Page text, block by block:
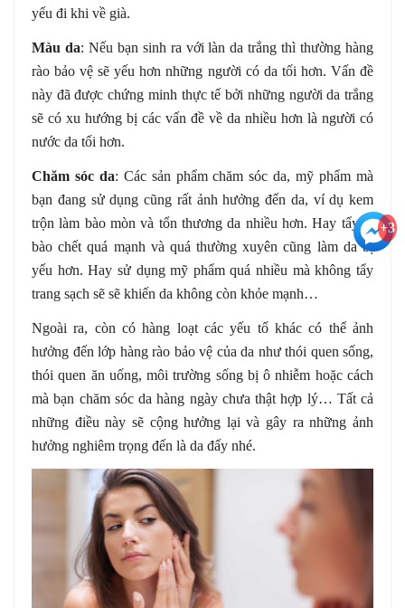
yếu đi khi về già.
Màu da: Nếu bạn sinh ra với làn da trắng thì thường hàng
rào bảo vệ sẽ yếu hơn những người có da tối hơn. Vấn đề
này đã được chứng minh thực tế bởi những người da trắng
sẽ có xu hướng bị các vấn đề về da nhiều hơn là người có
nước da tối hơn.
Chăm sóc da: Các sản phẩm chăm sóc da, mỹ phẩm mà
bạn đang sử dụng cũng rất ảnh hưởng đến da, ví dụ kem
trộn làm bào mòn và tổn thương da nhiều hơn. Hay tẩy tế
bào chết quá mạnh và quá thường xuyên cũng làm da bị
yếu hơn. Hay sử dụng mỹ phẩm quá nhiều mà không tẩy
trang sạch sẽ sẽ khiến da không còn khỏe mạnh…
Ngoài ra, còn có hàng loạt các yếu tố khác có thể ảnh
hưởng đến lớp hàng rào bảo vệ của da như thói quen sống,
thói quen ăn uống, môi trường sống bị ô nhiễm hoặc cách
mà bạn chăm sóc da hàng ngày chưa thật hợp lý… Tất cả
những điều này sẽ cộng hưởng lại và gây ra những ảnh
hưởng nghiêm trọng đến là da đấy nhé.
+3